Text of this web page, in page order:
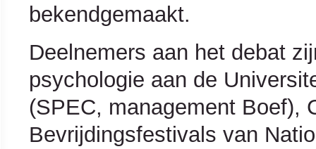
bekendgemaakt.
Deelnemers aan het debat
psychologie aan de
(SPEC, management Boef),
Bevrijdingsfestivals van